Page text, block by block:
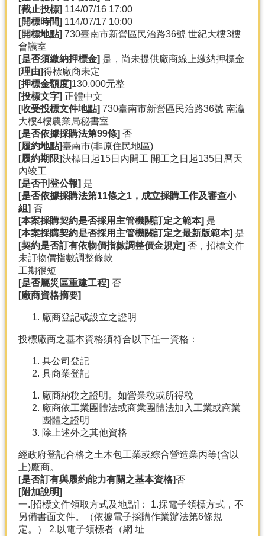
[截止投標] 114/07/16 17:00
[開標時間] 114/07/17 10:00
[開標地點] 730臺南市新營區民治路36號 世紀大樓3樓
會議室
[是否須繳納押標金] 是，尚未提供廠商線上繳納押標金
[理由]得標廠商未定
[押標金額度]130,000元整
[投標文字] 正體中文
[收受投標文件地點] 730臺南市新營區民治路36號 南瀛
大樓4樓農業局秘書室
[是否依據採購法第99條] 否
[履約地點]臺南市(非原住民地區)
[履約期限]決標日起15日內開工 開工之日起135日曆天
內竣工
[是否刊登公報] 是
[是否依據採購法第11條之1 ，成立採購工作及審查小
組] 否
[本案採購契約是否採用主管機關訂定之範本] 是
[本案採購契約是否採用主管機關訂定之最新版範本] 是
[契約是否訂有依物價指數調整價金規定] 否，招標文件
未訂物價指數調整條款
工期很短
[是否屬災區重建工程] 否
[廠商資格摘要]
廠商登記或設立之證明
投標廠商之基本資格須符合以下任一資格：
具公司登記
具商業登記
廠商納稅之證明。如營業稅或所得稅
廠商依工業團體法或商業團體法加入工業或商業
團體之證明
除上述外之其他資格
經政府登記合格之土木包工業或綜合營造業丙等(含以
上)廠商。
[是否訂有與履約能力有關之基本資格]否
[附加說明]
一.[招標文件領取方式及地點]： 1.採電子領標方式，不
另備書面文件。（依據電子採購作業辦法第6條規
定。） 2.以電子領標者（網 址